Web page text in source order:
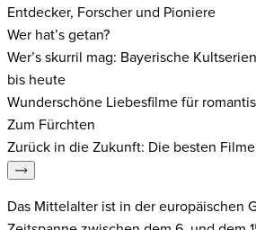
Entdecker, Forscher und Pioniere
Wer hat’s getan?
Wer’s skurril mag: Bayerische
bis heute
Wunderschöne Liebesfilme für
Zum Fürchten
Zurück in die Zukunft: Die besten
Das Mittelalter ist in der europäischen